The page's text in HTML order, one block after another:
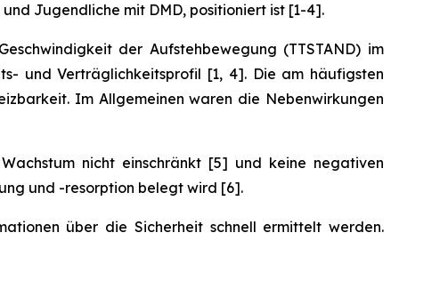
Jugendliche mit DMD, positioniert ist [1-4].
der Aufstehbewegung (TTSTAND) im
und Verträglichkeitsprofil [1, 4]. Die am häufigsten
Im Allgemeinen waren die Nebenwirkungen
nicht einschränkt [5] und keine negativen
und -resorption belegt wird [6].
über die Sicherheit schnell ermittelt werden.